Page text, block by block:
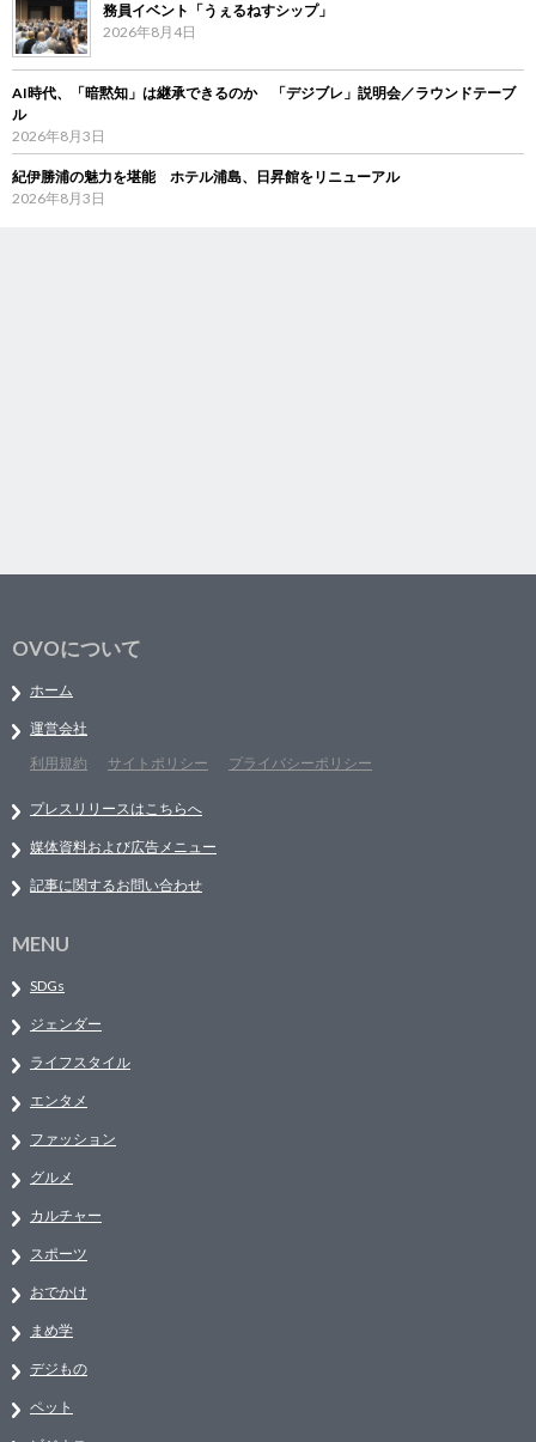
務員イベント「うぇるねすシップ」
2026年8月4日
AI時代、「暗黙知」は継承できるのか 「デジブレ」説明会／ラウンドテーブ
ル
2026年8月3日
紀伊勝浦の魅力を堪能 ホテル浦島、日昇館をリニューアル
2026年8月3日
OVOについて
ホーム
運営会社
利用規約
サイトポリシー プライバシーポリシー
プレスリリースはこちらへ
媒体資料および広告メニュー
記事に関するお問い合わせ
MENU
SDGs
ジェンダー
ライフスタイル
エンタメ
ファッション
グルメ
カルチャー
スポーツ
おでかけ
まめ学
デジもの
ペット